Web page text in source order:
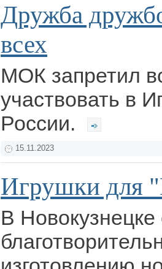
Дружба
всех
МОК запретил
участвовать в
России.
15.11.2023
Игрушки для
В Новокузнецке